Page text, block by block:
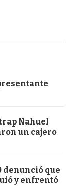
Nahuel
un cajero
denunció que
y enfrentó